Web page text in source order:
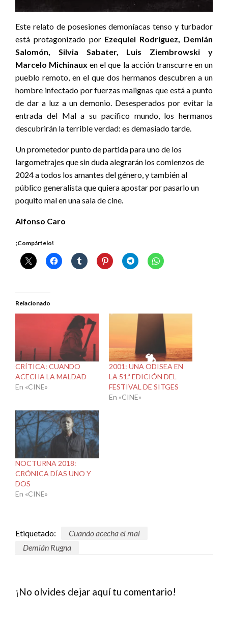
Este relato de posesiones demoníacas tenso y turbador
está protagonizado por Ezequiel Rodríguez, Demián
Salomón, Silvia Sabater, Luis Ziembrowski y
Marcelo Michinauxen el que la acción transcurre en un
pueblo remoto, en el que dos hermanos descubren a un
hombre infectado por fuerzas malignas que está a punto
de dar a luz a un demonio. Desesperados por evitar la
entrada del Mal a su pacífico mundo, los hermanos
descubrirán la terrible verdad: es demasiado tarde.
Un prometedor punto de partida para uno de los
largometrajes que sin duda alegrarán los comienzos de
2024 a todos los amantes del género, y también al
público generalista que quiera apostar por pasarlo un
poquito mal en una sala de cine.
Alfonso Caro
¡Compártelo!
Relacionado
CRÍTICA: CUANDO
ACECHA LA MALDAD
En «CINE»
2001: UNA ODISEA EN
LA 51.ª EDICIÓN DEL
FESTIVAL DE SITGES
En «CINE»
NOCTURNA 2018:
CRÓNICA DÍAS UNO Y
DOS
En «CINE»
Etiquetado:
Cuando acecha el mal
Demián Rugna
¡No olvides dejar aquí tu comentario!